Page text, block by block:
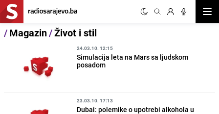
/Magazin/Život i stil
24.03.10. 12:15
Simulacija leta na Mars sa ljudskom
posadom
23.03.10. 17:13
Dubai: polemike o upotrebi alkohola u